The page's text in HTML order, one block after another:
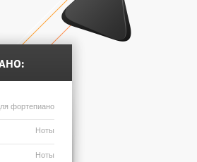
.
фортепиано
Ноты
Ноты